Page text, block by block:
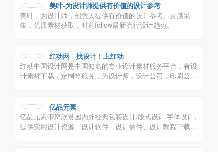
美叶-为设计师提供有价值的设计参考
美叶，为设计师，创意人提供有价值的设计参考。灵感采
集，优质素材获取，时刻follow最新流行设计趋势。
红动网 - 找设计！上红动
红动中国设计网是中国知名的专业设计素材服务平台，有设
计素材下载，定制等服务，为设计师，设计公司，印刷公司
亿品元素
亿品元素带您欣赏国内外经典包装设计,版式设计,字体设计,
提供实用设计资源、设计软件、设计插件、设计教程下载,